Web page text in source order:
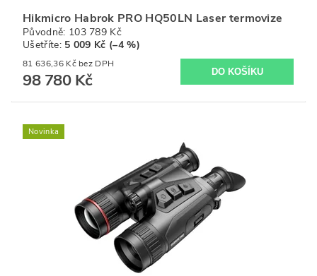
Hikmicro Habrok PRO HQ50LN Laser termovize
Původně: 103 789 Kč
Ušetříte: 5 009 Kč (–4 %)
81 636,36 Kč bez DPH
98 780 Kč
Novinka